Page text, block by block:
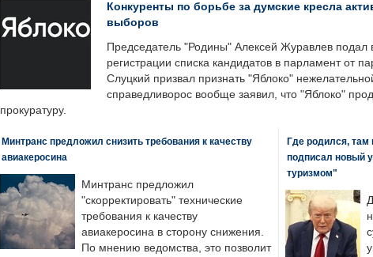
Конкуренты по борьбе за думские кресла
выборов
Председатель "Родины" Алексей Журавлев подал
регистрации списка кандидатов в парламент от
Слуцкий призвал признать "Яблоко"
справедливорос вообще заявил, что "Яблоко"
прокуратуру.
Минтранс предложил снизить требования к качеству
авиакеросина
Минтранс предложил
"скорректировать" технические
требования к качеству
авиакеросина в сторону снижения.
По мнению ведомства, это позволит
Где родился, там
подписал новый
туризмом"